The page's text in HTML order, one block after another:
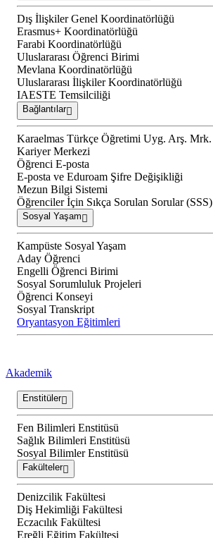
Dış İlişkiler Genel Koordinatörlüğü
Erasmus+ Koordinatörlüğü
Farabi Koordinatörlüğü
Uluslararası Öğrenci Birimi
Mevlana Koordinatörlüğü
Uluslararası İlişkiler Koordinatörlüğü
IAESTE Temsilciliği
Bağlantılar
Karaelmas Türkçe Öğretimi Uyg. Arş. Mrk.
Kariyer Merkezi
Öğrenci E-posta
E-posta ve Eduroam Şifre Değişikliği
Mezun Bilgi Sistemi
Öğrenciler İçin Sıkça Sorulan Sorular (SSS)
Sosyal Yaşam
Kampüste Sosyal Yaşam
Aday Öğrenci
Engelli Öğrenci Birimi
Sosyal Sorumluluk Projeleri
Öğrenci Konseyi
Sosyal Transkript
Oryantasyon Eğitimleri
Akademik
Enstitüler
Fen Bilimleri Enstitüsü
Sağlık Bilimleri Enstitüsü
Sosyal Bilimler Enstitüsü
Fakülteler
Denizcilik Fakültesi
Diş Hekimliği Fakültesi
Eczacılık Fakültesi
Ereğli Eğitim Fakültesi